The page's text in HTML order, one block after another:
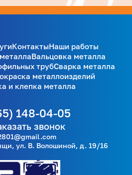
КонтактыНаши работы
Вальцовка металла
трубСварка металла
металлоизделий
и клепка металла
148-04-05
звонок
ул. В. Волошиной, д. 19/16